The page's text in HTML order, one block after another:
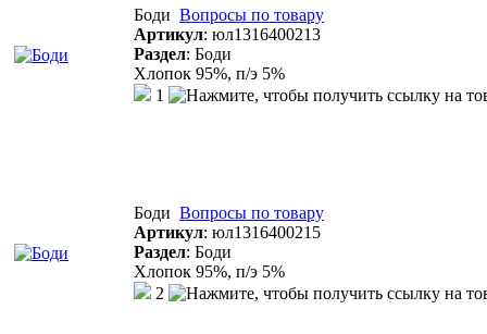
Боди Вопросы по товару
Артикул: юл1316400213
Раздел: Боди
Хлопок 95%, п/э 5%
1
Боди Вопросы по товару
Артикул: юл1316400215
Раздел: Боди
Хлопок 95%, п/э 5%
2